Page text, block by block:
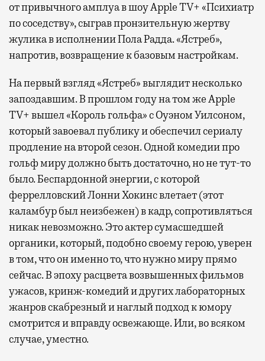
от привычного амплуа в шоу Apple TV+ «Психиатр
по соседству», сыграв пронзительную жертву
жулика в исполнении Пола Радда. «Ястреб»,
напротив, возвращение к базовым настройкам.
На первый взгляд «Ястреб» выглядит несколько
запоздавшим. В прошлом году на том же Apple
TV+ вышел «Король гольфа» с Оуэном Уилсоном,
который завоевал публику и обеспечил сериалу
продление на второй сезон. Одной комедии про
гольф миру должно быть достаточно, но не тут-то
было. Беспардонной энергии, с которой
феррелловский Лонни Хокинс влетает (этот
каламбур был неизбежен) в кадр, сопротивляться
никак невозможно. Это актер сумасшедшей
органики, который, подобно своему герою, уверен
в том, что он именно то, что нужно миру прямо
сейчас. В эпоху расцвета возвышенных фильмов
ужасов, кринж-комедий и других лабораторных
жанров скабрезный и наглый подход к юмору
смотрится и вправду освежающе. Или, во всяком
случае, уместно.